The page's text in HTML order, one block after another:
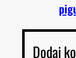
Dodaj